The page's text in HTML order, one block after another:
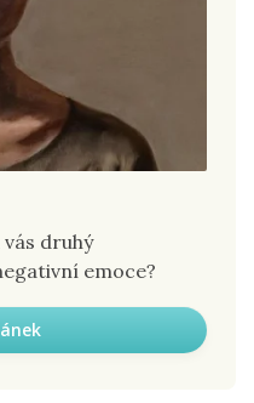
vás druhý
emoce?